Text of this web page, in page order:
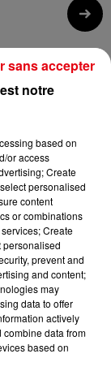
GERALD DE PALMAS
Une Seule Vie
notre
based on
or access
Create
personalised
content
or combinations
Create
personalised
prevent and
and content;
may
data to offer
actively
data from
based on
sans accepter